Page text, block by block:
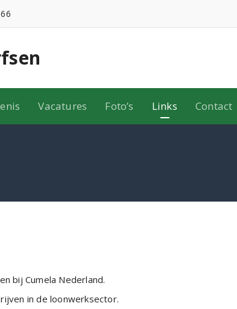
Vacatures Foto’s Links Contact
bij Cumela Nederland.
in de loonwerksector.